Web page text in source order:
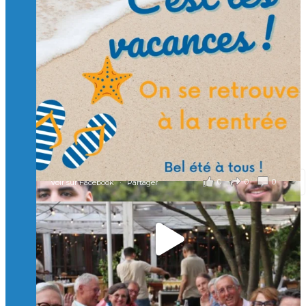
🙏 Soutenez l’Isep via la taxe d’apprentissage 2026
et contribuons ensemble à former les générations
d’ingénieurs de demain. 🙏
Merci à tous !
🎯 Taxe d’apprentissage 2026 : avec l'Isep, investissez pour
un numérique au service de l'humain !
À l’Isep, nous formons des ingénieurs, des bachelors, des
Mastères Spécialisés, qui allient excellence technologique et
valeurs humaines, au cœur de notre pro
...Voir plus
il y a 2 mois
0 0 0
Voir sur Facebook · Partager
🚀Afterwork à Genève 🚀
🥳 Le 22 avril dernier, 14 Alumni vivant / travaillant
en Suisse ont partagé un moment convivial de
retrouvailles et d'échanges !